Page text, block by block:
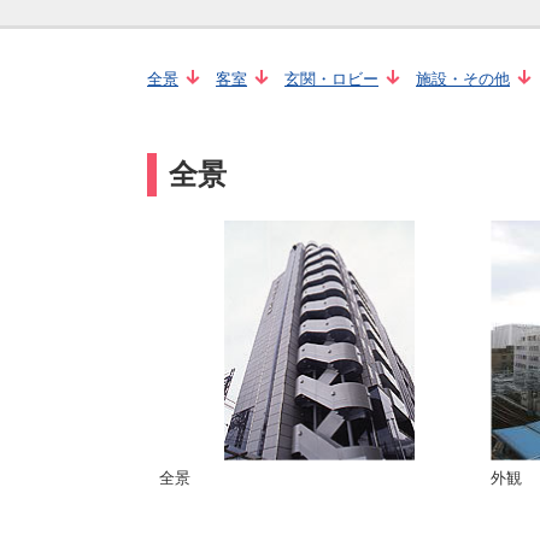
全景 客室 玄関・ロビー 施設・その他
全景
全景 外観